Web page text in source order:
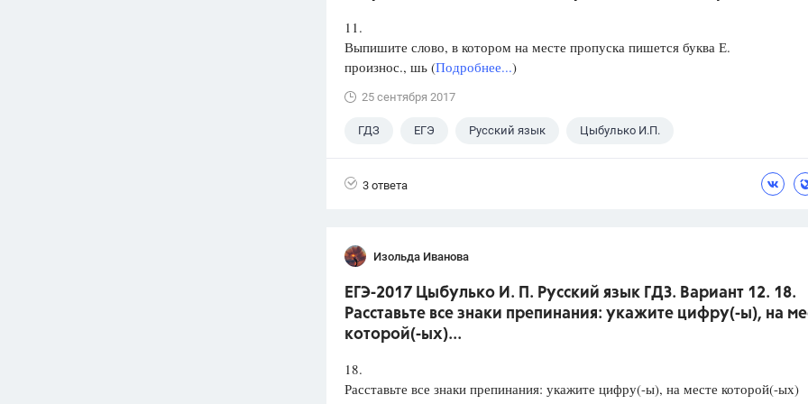
11.
Выпишите слово, в котором на месте пропуска пишется буква Е.
произнос., шь (Подробнее...)
25 сентября 2017
ГДЗ ЕГЭ Русский язык Цыбулько И.П.
3 ответа
Изольда Иванова
ЕГЭ-2017 Цыбулько И. П. Русский язык ГДЗ. Вариант 12. 18.
Расставьте все знаки препинания: укажите цифру(-ы), на
которой(-ых)...
18.
Расставьте все знаки препинания: укажите цифру(-ы), на месте которой(-ых)